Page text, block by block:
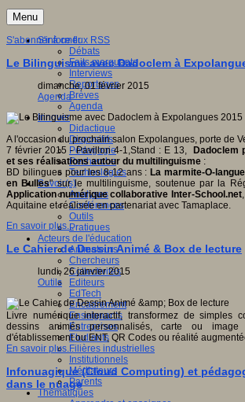
Menu
S'informer
Débats
Faits marquants
Interviews
Reportages
Brèves
Agenda
Innover
Didactique
Dispositifs
Pédagogie
Recherche
Technologies
Savoir(s)
Analyses
Conférences
Outils
Pratiques
Acteurs de l'éducation
Animateurs
Chercheurs
Collectivités
Editeurs
EdTech
Encadrement
Enseignants
Entreprises
Etudiants
Filières industrielles
Institutionnels
Médiateurs
Parents
Thématiques
S'abonner à ce flux RSS
Le Bilinguisme avec Dadoclem à
dimanche, 01 février 2015
Agenda
A l'occasion du prochain salon Expolangues, porte de
7 février 2015 - Pavillon 4-1,Stand : E 13,
Dadoclem
et ses réalisations autour du multilinguisme :
BD bilingues pour les 8-12 ans : La marmite-O-
en Bulles" sur le multilinguisme, soutenue par la
Application numérique collaborative Inter-School.net
Aquitaine et réalisée en partenariat avec Tamaplace.
En savoir plus...
Le Cahier de Dessin Animé & Box de lecture
lundi, 26 janvier 2015
Outils
Livre numérique interactif, transformez de simples
dessins animés personnalisés, carte ou
d'établissement ou ENT, QR Codes ou réalité
En savoir plus...
Infonuagique (Cloud Computing) et
dans le nuage